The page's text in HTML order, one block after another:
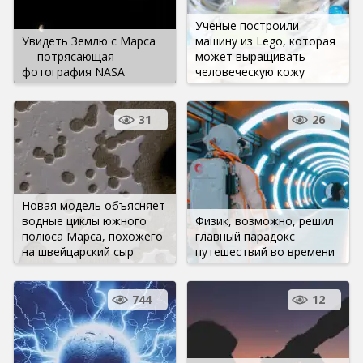
Увидеть Землю с Марса
— потрясающая
фотография NASA
Ученые построили
машину из Lego, которая
может выращивать
человеческую кожу
Новая модель объясняет
водные циклы южного
полюса Марса, похожего
на швейцарский сыр
31
Физик, возможно, решил
главный парадокс
путешествий во времени
26
744 12